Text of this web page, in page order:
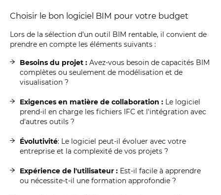
Choisir le bon logiciel BIM pour votre budget
Lors de la sélection d'un outil BIM rentable, il convient de
prendre en compte les éléments suivants :
Besoins du projet : Avez-vous besoin de capacités BIM
complètes ou seulement de modélisation et de
visualisation ?
Exigences en matière de collaboration : Le logiciel
prend-il en charge les fichiers IFC et l'intégration avec
d'autres outils ?
Évolutivité: Le logiciel peut-il évoluer avec votre
entreprise et la complexité de vos projets ?
Expérience de l'utilisateur : Est-il facile à apprendre
ou nécessite-t-il une formation approfondie ?